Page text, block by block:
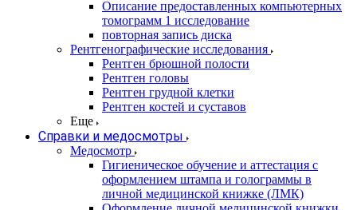
Описание предоставленных компьютерных
томограмм 1 исследование
повторная запись диска
Рентгенографические исследования
Рентген брюшной полости
Рентген головы
Рентген грудной клетки
Рентген костей и суставов
Еще
Справки и медосмотры
Медосмотр
Гигиеническое обучение и аттестация с
оформлением штампа и голограммы в
личной медицинской книжке (ЛМК)